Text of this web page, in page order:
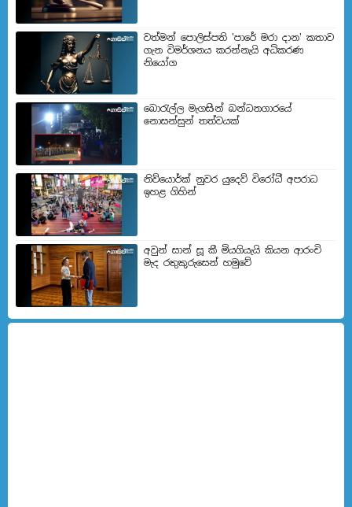
වත්මන් පොලිස්පති 'පාරේ මරා දාන' කතාව
ගැන විමර්ශනය කරන්නැයි අධිකරණ
නියෝග
බොරැල්ල මැගසින් බන්ධනගාරයේ
නොසන්සුන් තත්වයක්
නිව්යොර්ක් නුවර යුදෙව් විරෝධී අපරාධ
ඉහළ ගිහින්
අවුන් සාන් සූ කී මියගියැයි කියන ආරංචි
මැද රතුකුරුසෙන් හමුවේ